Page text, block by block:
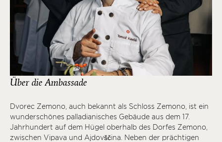
Über die Ambassade
Dvorec Zemono, auch bekannt als Schloss Zemono, ist ein
wunderschönes palladianisches Gebäude aus dem 17.
Jahrhundert auf dem Hügel oberhalb des Dorfes Zemono,
zwischen Vipava und Ajdovščina. Neben der prächtigen